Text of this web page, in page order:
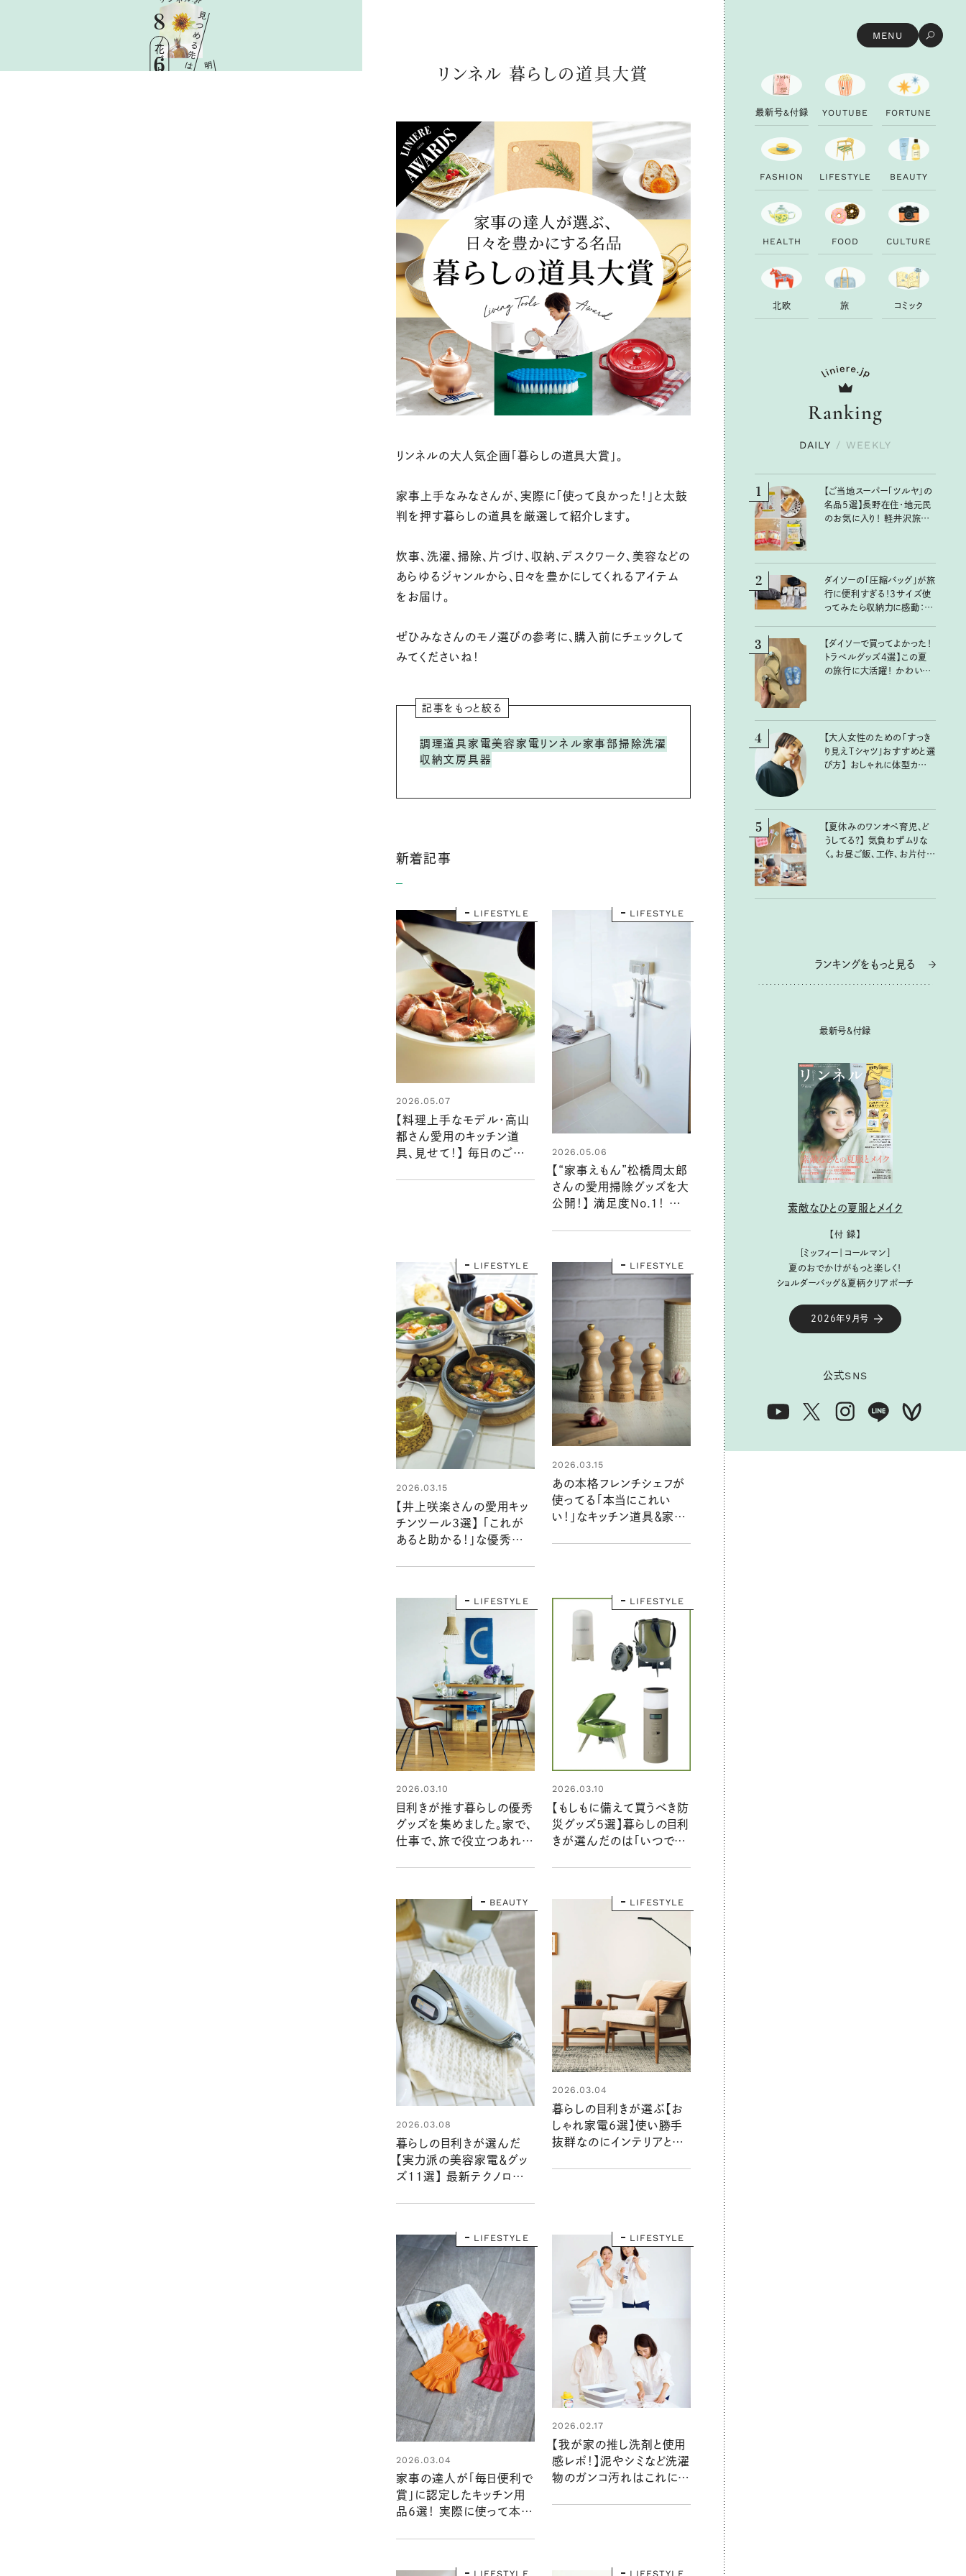
MENU
見
つ
め
る
先
は
明
8
6
花ごよみ リンネル 暮らしの道具大賞
リンネルの大人気企画「暮らしの道具大賞」。
家事上手なみなさんが、実際に「使って良かった！」と太鼓
判を押す暮らしの道具を厳選して紹介します。
炊事、洗濯、掃除、片づけ、収納、デスクワーク、美容などの
あらゆるジャンルから、日々を豊かにしてくれるアイテム
をお届け。
ぜひみなさんのモノ選びの参考に、購入前にチェックして
みてくださいね！
記事をもっと絞る
調理道具 家電美容家電 リンネル家事部 掃除洗濯
収納文房具 器
新着記事
LIFESTYLE
2026.05.07
【料理上手なモデル・高山
都さん愛用のキッチン道
具、見せて！】 毎日のごは
LIFESTYLE
2026.05.06
【“家事えもん”松橋周太郎
さんの愛用掃除グッズを大
公開！】 満足度No.1！ 使
LIFESTYLE
2026.03.15
【井上咲楽さんの愛用キッ
チンツール3選】 「これが
あると助かる！」な優秀アイ
LIFESTYLE
2026.03.15
あの本格フレンチシェフが
使ってる「本当にこれい
い！」なキッチン道具＆家電
LIFESTYLE
2026.03.10
目利きが推す暮らしの優秀
グッズを集めました。家で、
仕事で、旅で役立つあれこ
LIFESTYLE
2026.03.10
【もしもに備えて買うべき防
災グッズ5選】暮らしの目利
きが選んだのは「いつで
BEAUTY
2026.03.08
暮らしの目利きが選んだ
【実力派の美容家電＆グッ
ズ11選】 最新テクノロジー
LIFESTYLE
2026.03.04
暮らしの目利きが選ぶ【お
しゃれ家電6選】使い勝手
抜群なのにインテリアとし
LIFESTYLE
2026.03.04
家事の達人が「毎日便利で
賞」に認定したキッチン用
品6選！ 実際に使って本当
LIFESTYLE
2026.02.17
【我が家の推し洗剤と使用
感レポ！】泥やシミなど洗濯
物のガンコ汚れはこれにお
LIFESTYLE LIFESTYLE
最新号&付録 YOUTU B E FORTU N E
FAS H ION LI FESTYLE B EAUTY
H EALTH FOOD CU LTU RE
北欧 旅 コ ミ ック
Ranking
DAILY / WEEKLY
1
【ご当地スーパー「ツルヤ」の
名品5選】長野在住・地元民
のお気に入り！ 軽井沢旅の
2
ダイソーの「圧縮バッグ」が旅
行に便利すぎる！3サイズ使
ってみたら収納力に感動：
3
【ダイソーで買ってよかった！
トラベルグッズ4選】この夏
の旅行に大活躍！ かわいく
4
【大人女性のための「すっき
り見えTシャツ」おすすめと選
び方】 おしゃれに体型カバー
5
【夏休みのワンオペ育児、ど
うしてる？】 気負わずムリな
く。お昼ご飯、工作、お片付け
ランキングをもっと見る
最新号＆付録
素敵なひとの夏服とメイク
【付 録】
［ミッフィー｜コールマン］
夏のおでかけがもっと楽しく！
ショルダーバッグ&夏柄クリアポーチ
2026年9月号
公式SNS